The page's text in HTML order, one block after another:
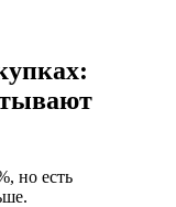
но есть